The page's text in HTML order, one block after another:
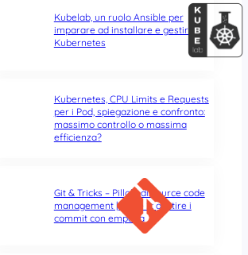
Kubelab, un ruolo Ansible per
imparare ad installare e gestire
Kubernetes
Kubernetes, CPU Limits e Requests
per i Pod, spiegazione e confronto:
massimo controllo o massima
efficienza?
Git & Tricks – Pillole di source code
management | Parte 2: gestire i
commit con empatia